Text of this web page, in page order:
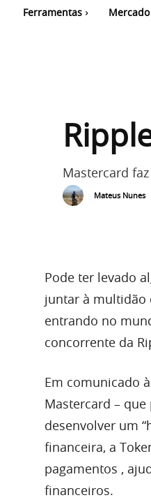
Ferramentas
Mastercard
Mateus Nunes
Pode ter levado
juntar à multidão
entrando no
concorrente da
Em comunicado
Mastercard –
desenvolver um
financeira, a
pagamentos ,
financeiros.